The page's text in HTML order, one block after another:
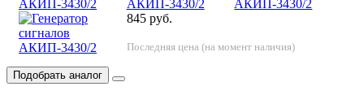
845 руб.
Последняя цена (на момент наличия)
Подобрать аналог